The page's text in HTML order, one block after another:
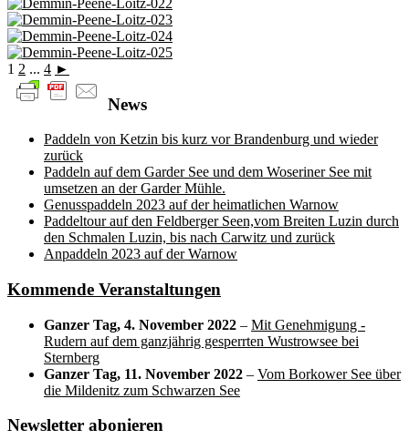
1 2 ... 4 ►
News
Paddeln von Ketzin bis kurz vor Brandenburg und wieder
zurück
Paddeln auf dem Garder See und dem Woseriner See mit
umsetzen an der Garder Mühle.
Genusspaddeln 2023 auf der heimatlichen Warnow
Paddeltour auf den Feldberger Seen,vom Breiten Luzin durch
den Schmalen Luzin, bis nach Carwitz und zurück
Anpaddeln 2023 auf der Warnow
Kommende Veranstaltungen
Ganzer Tag, 4. November 2022 – Mit Genehmigung -
Rudern auf dem ganzjährig gesperrten Wustrowsee bei
Sternberg
Ganzer Tag, 11. November 2022 – Vom Borkower See über
die Mildenitz zum Schwarzen See
Newsletter abonieren